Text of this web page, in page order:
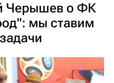
Черышев о ФК
мы ставим